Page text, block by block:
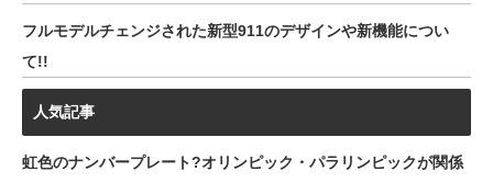
フルモデルチェンジされた新型911のデザインや新機能につい
て!!
人気記事
虹色のナンバープレート?オリンピック・パラリンピックが関係